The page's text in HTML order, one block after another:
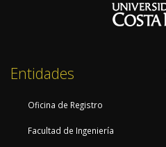
Entidades
Oficina de Registro
Facultad de Ingeniería